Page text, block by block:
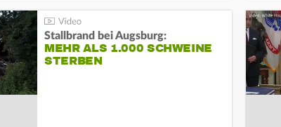
Stallbrand bei Augsburg:
MEHR ALS 1.000 SCHWEINE
STERBEN